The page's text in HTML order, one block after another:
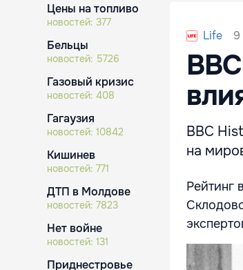
Цены на топливо
новостей: 377
Бельцы
новостей: 5726
Газовый кризис
новостей: 408
Гагаузия
новостей: 10842
Кишинев
новостей: 771
ДТП в Молдове
новостей: 7823
Нет войне
новостей: 131
Приднестровье
Life 9
BBC
на
Рейтинг